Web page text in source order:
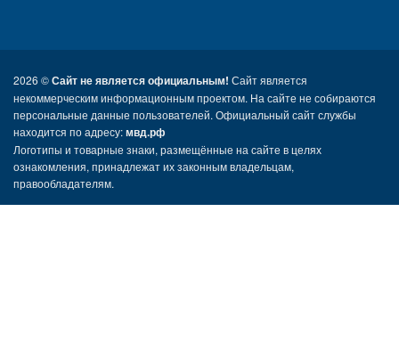
2026 ©Сайт не является официальным! Сайт является
некоммерческим информационным проектом. На сайте не собираются
персональные данные пользователей. Официальный сайт службы
находится по адресу:мвд.рф
Логотипы и товарные знаки, размещённые на сайте в целях
ознакомления, принадлежат их законным владельцам,
правообладателям.